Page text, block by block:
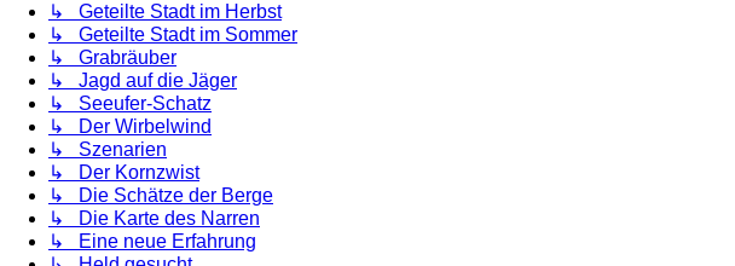
↳ Geteilte Stadt im Herbst
↳ Geteilte Stadt im Sommer
↳ Grabräuber
↳ Jagd auf die Jäger
↳ Seeufer-Schatz
↳ Der Wirbelwind
↳ Szenarien
↳ Der Kornzwist
↳ Die Schätze der Berge
↳ Die Karte des Narren
↳ Eine neue Erfahrung